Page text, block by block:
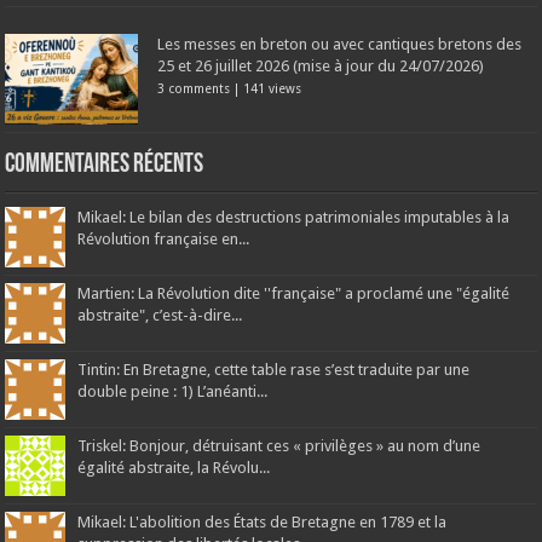
Les messes en breton ou avec cantiques bretons des
25 et 26 juillet 2026 (mise à jour du 24/07/2026)
3 comments | 141 views
Commentaires récents
Mikael: Le bilan des destructions patrimoniales imputables à la
Révolution française en...
Martien: La Révolution dite ''française" a proclamé une "égalité
abstraite", c’est-à-dire...
Tintin: En Bretagne, cette table rase s’est traduite par une
double peine : 1) L’anéanti...
Triskel: Bonjour, détruisant ces « privilèges » au nom d’une
égalité abstraite, la Révolu...
Mikael: L'abolition des États de Bretagne en 1789 et la